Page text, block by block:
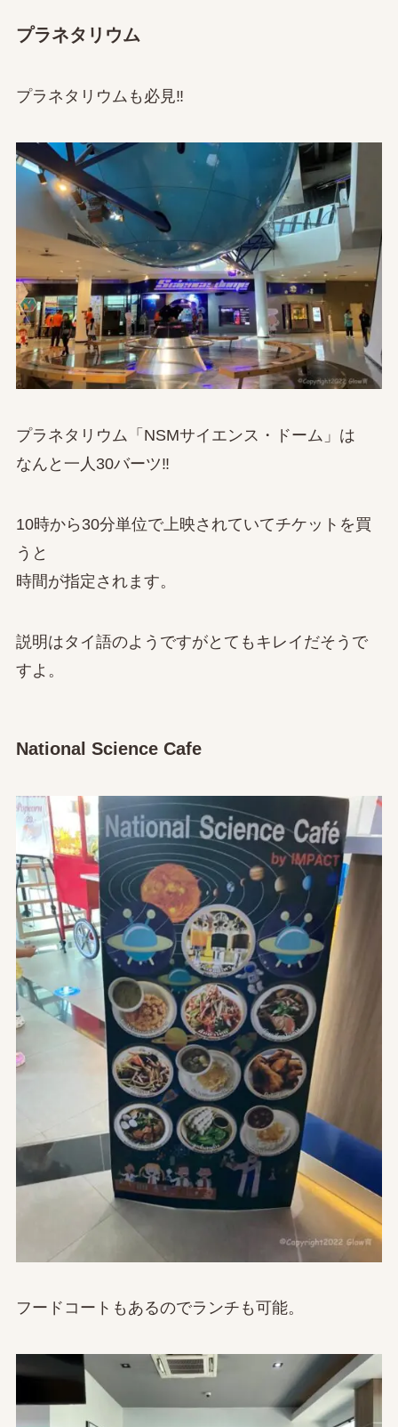
プラネタリウム
プラネタリウムも必見‼
プラネタリウム「NSMサイエンス・ドーム」は
なんと一人30バーツ‼
10時から30分単位で上映されていてチケットを買
うと
時間が指定されます。
説明はタイ語のようですがとてもキレイだそうで
すよ。
National Science Cafe
フードコートもあるのでランチも可能。